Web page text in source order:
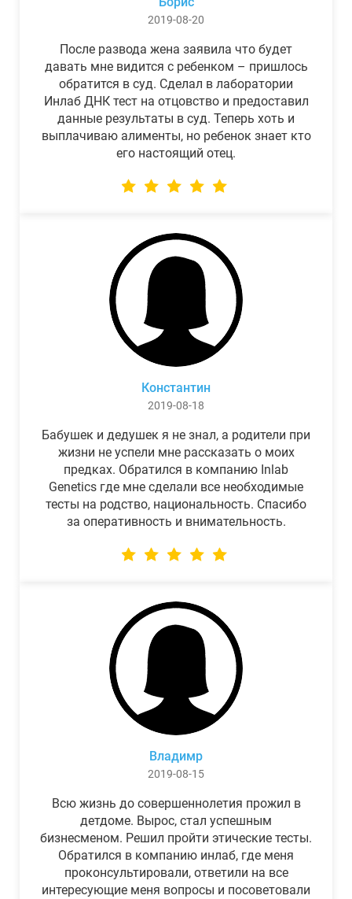
2019-08-20
После развода жена заявила что будет
давать мне видится с ребенком – пришлось
обратится в суд. Сделал в лаборатории
Инлаб ДНК тест на отцовство и предоставил
данные результаты в суд. Теперь хоть и
выплачиваю алименты, но ребенок знает кто
его настоящий отец.
Константин
2019-08-18
Бабушек и дедушек я не знал, а родители при
жизни не успели мне рассказать о моих
предках. Обратился в компанию Inlab
Genetics где мне сделали все необходимые
тесты на родство, национальность. Спасибо
за оперативность и внимательность.
Владимр
2019-08-15
Всю жизнь до совершеннолетия прожил в
детдоме. Вырос, стал успешным
бизнесменом. Решил пройти этические тесты.
Обратился в компанию инлаб, где меня
проконсультировали, ответили на все
интересующие меня вопросы и посоветовали